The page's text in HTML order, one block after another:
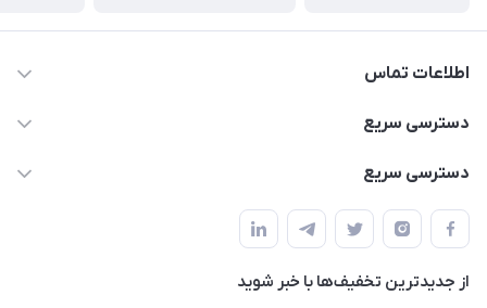
اطلاعات تماس
02166456492 - 09121933405
حتما با هماهنگی قبلی
دسترسی سریع
خرید کیسه خواب
چادر بادی
ننو
دسترسی سریع
چادر سرخپوستی
صندلی تاشو
سایه بان کمپینگ
از جدید‌ترین تخفیف‌ها با‌ خبر شوید